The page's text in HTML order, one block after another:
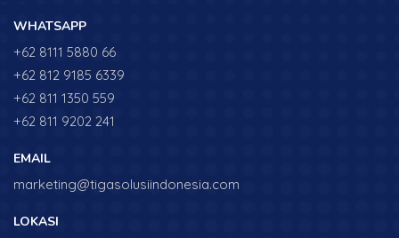
WHATSAPP
+62 8111 5880 66
+62 812 9185 6339
+62 811 1350 559
+62 811 9202 241
EMAIL
marketing@tigasolusiindonesia.com
LOKASI